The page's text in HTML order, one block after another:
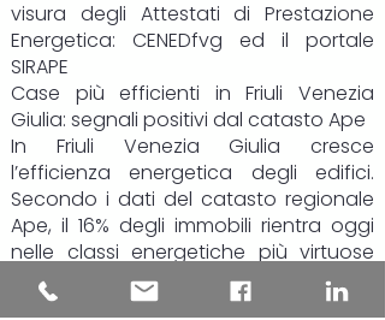
visura degli Attestati di Prestazione
Energetica: CENEDfvg ed il portale
SIRAPE
Case più efficienti in Friuli Venezia
Giulia: segnali positivi dal catasto Ape
In Friuli Venezia Giulia cresce
l’efficienza energetica degli edifici.
Secondo i dati del catasto regionale
Ape, il 16% degli immobili rientra oggi
nelle classi energetiche più virtuose
(da A4 a B), il 39% si colloca nelle fasce
intermedie, mentre poco meno del